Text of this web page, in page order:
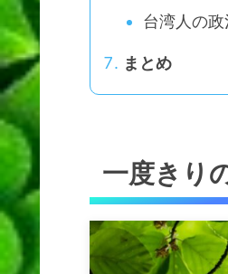
台湾人の
まとめ
一度きり